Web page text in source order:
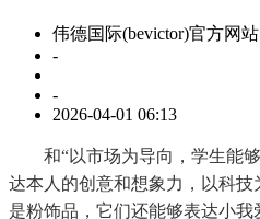
伟德国际(bevictor)官方网站
-
-
2026-04-01 06:13
和“以市场为导向，学生能够
达本人的创意和想象力，以科
是粉饰品，它们还能够表达小我